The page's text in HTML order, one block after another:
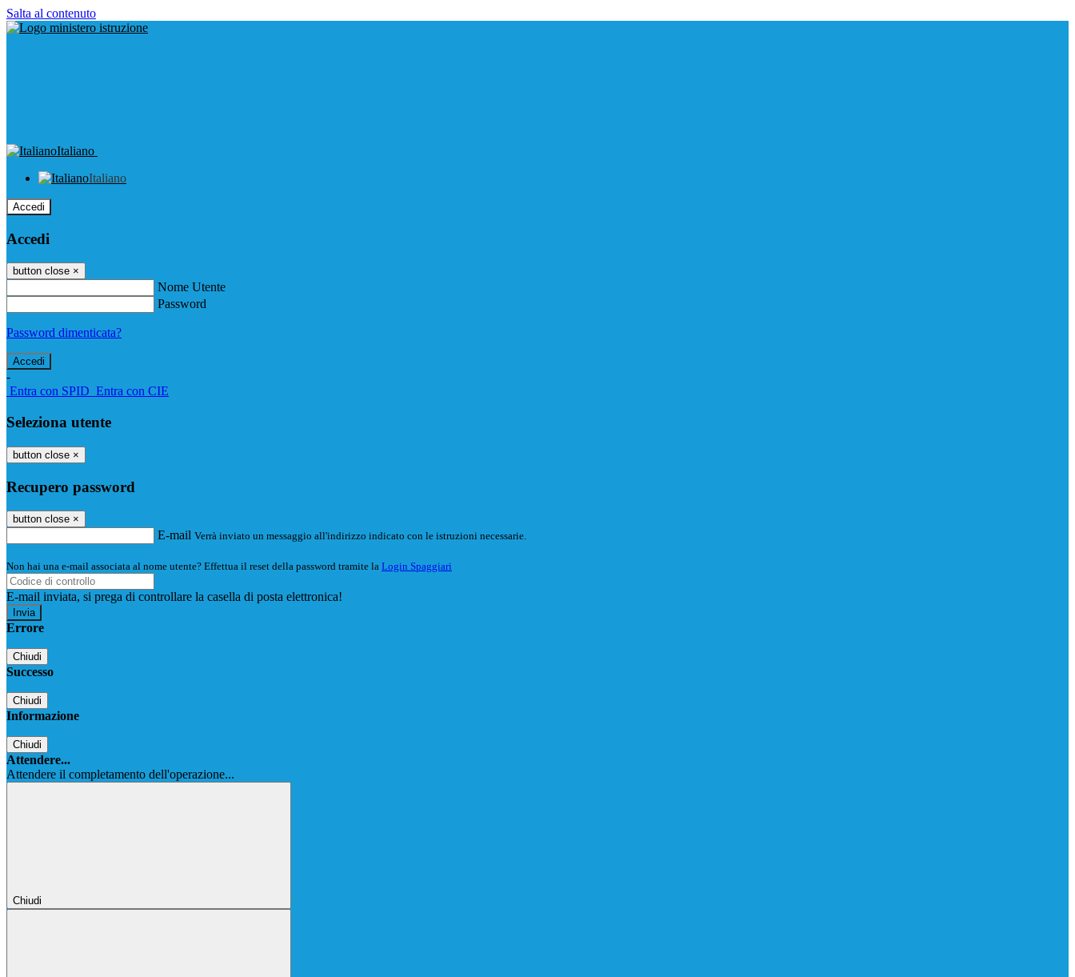
Salta al contenuto
Italiano
Italiano
Accedi
Accedi
button close ×
Nome Utente
Password
Password dimenticata?
-
Entra con SPID Entra con CIE
Seleziona utente
button close ×
Recupero password
button close ×
E-mail Verrà inviato un messaggio all'indirizzo indicato con le istruzioni necessarie.
Non hai una e-mail associata al nome utente? Effettua il reset della password tramite la Login Spaggiari
E-mail inviata, si prega di controllare la casella di posta elettronica!
Errore
Chiudi
Successo
Chiudi
Informazione
Chiudi
Attendere...
Attendere il completamento dell'operazione...
Chiudi